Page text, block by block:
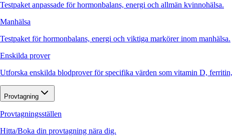
Testpaket anpassade för hormonbalans, energi och allmän kvinnohälsa.
Manhälsa
Testpaket för hormonbalans, energi och viktiga markörer inom manhälsa.
Enskilda prover
Utforska enskilda blodprover för specifika värden som vitamin D,
Provtagning
Provtagningsställen
Hitta/Boka din provtagning nära dig.